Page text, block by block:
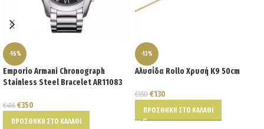
-16%
Emporio Armani Chronograph
Stainless Steel Bracelet AR11083
€416 €350
ΠΡΟΣΘΉΚΗ ΣΤΟ ΚΑΛΆΘΙ
-13%
Αλυσίδα Rollo Χρυσή K9 50cm
€150 €130
ΠΡΟΣΘΉΚΗ ΣΤΟ ΚΑΛΆΘΙ